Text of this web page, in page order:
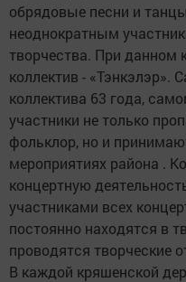
обрядовые песни и
неоднократным
творчества. При данном
коллектив - «Тэнкэлэр».
коллектива 63 года,
участники не только
фольклор, но и
мероприятиях района .
концертную
участниками всех
постоянно находятся в
проводятся творческие
В каждой кряшенской